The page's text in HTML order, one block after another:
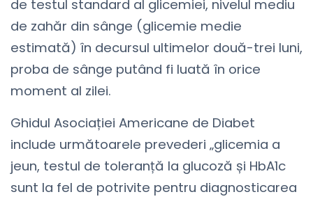
de testul standard al glicemiei, nivelul mediu
de zahăr din sânge (glicemie medie
estimată) în decursul ultimelor două-trei luni,
proba de sânge putând fi luată în orice
moment al zilei.
Ghidul Asociației Americane de Diabet
include următoarele prevederi „glicemia a
jeun, testul de toleranță la glucoză și HbA1c
sunt la fel de potrivite pentru diagnosticarea